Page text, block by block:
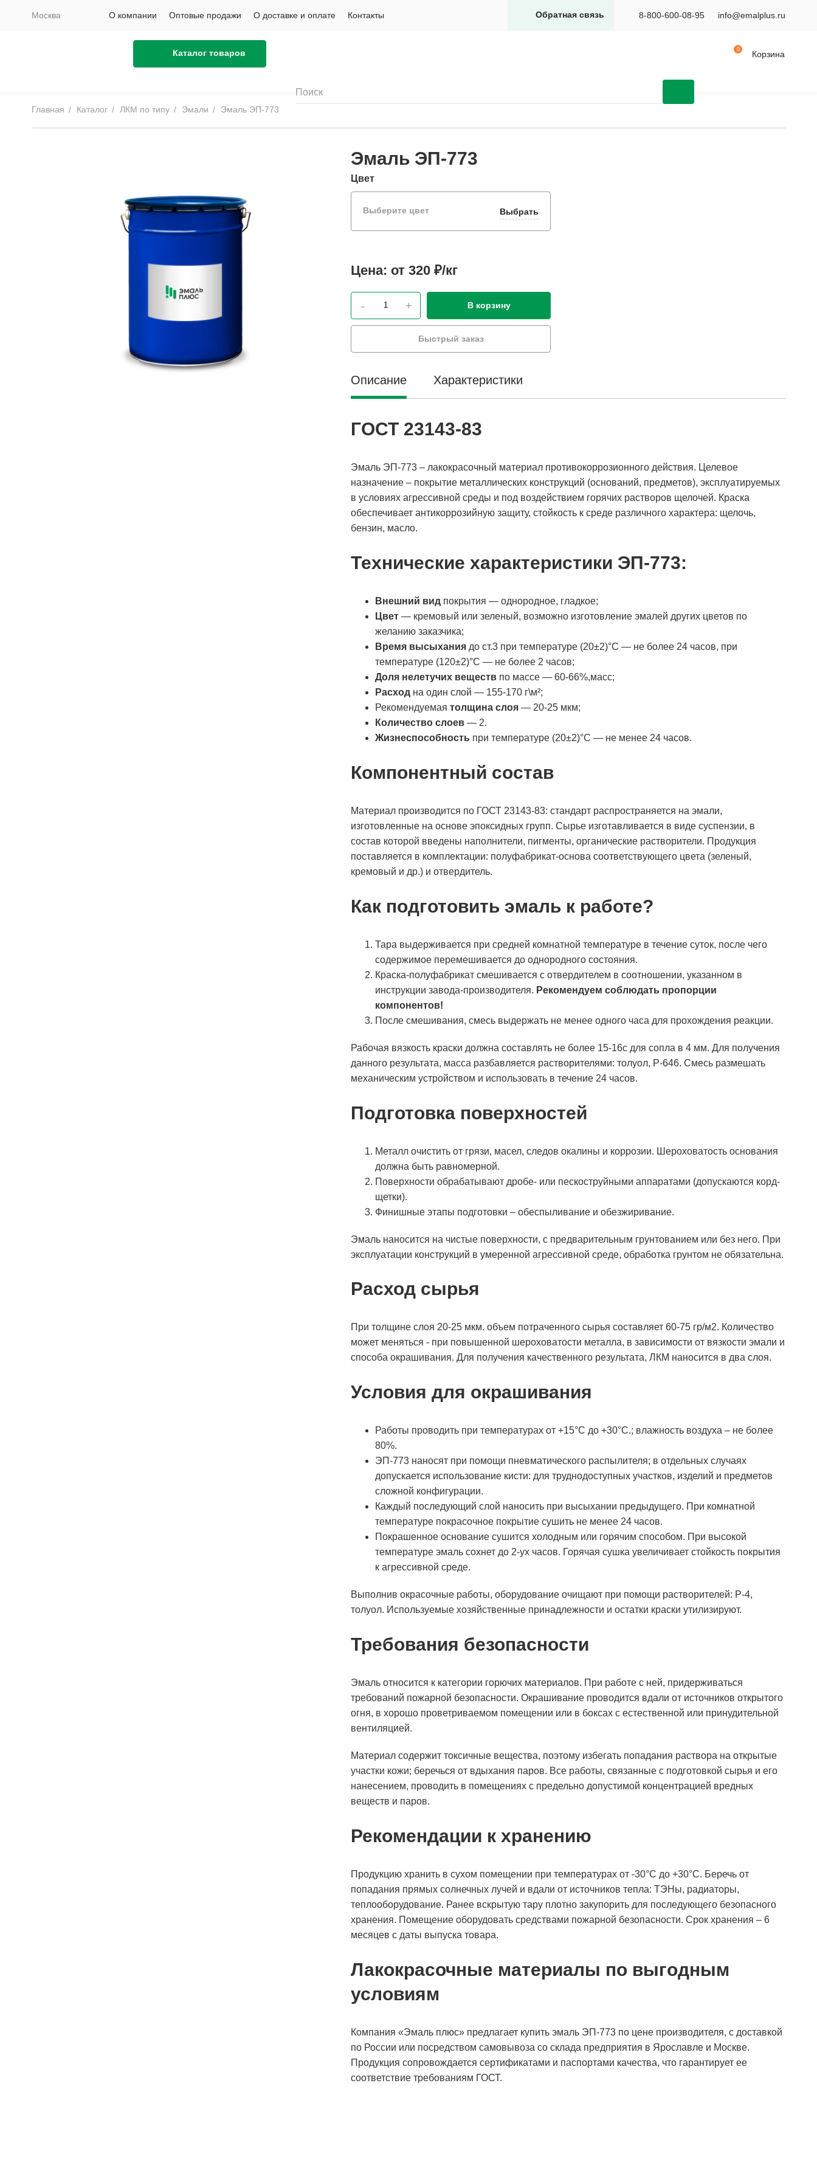
Москва
Каталог товаров
О компании Оптовые продажи О доставке и оплате Контакты 8-800-600-08-95 info@emalplus.ru
Обратная связь
Корзина
Главная Каталог ЛКМ по типу Эмали Эмаль ЭП-773
Эмаль ЭП-773
Цвет
Выберите цвет Выбрать
Цена: от 320 ₽/кг
- + В корзину
Быстрый заказ
Описание Характеристики
ГОСТ 23143-83
Эмаль ЭП-773 – лакокрасочный материал противокоррозионного действия. Целевое
назначение – покрытие металлических конструкций (оснований, предметов), эксплуатируемых
в условиях агрессивной среды и под воздействием горячих растворов щелочей. Краска
обеспечивает антикоррозийную защиту, стойкость к среде различного характера: щелочь,
бензин, масло.
Технические характеристики ЭП-773:
Внешний вид покрытия — однородное, гладкое;
Цвет — кремовый или зеленый, возможно изготовление эмалей других цветов по
желанию заказчика;
Время высыхания до ст.3 при температуре (20±2)°С — не более 24 часов, при
температуре (120±2)°С — не более 2 часов;
Доля нелетучих веществ по массе — 60-66%,масс;
Расход на один слой — 155-170 г\м²;
Рекомендуемаятолщина слоя — 20-25 мкм;
Количество слоев — 2.
Жизнеспособность при температуре (20±2)°С — не менее 24 часов.
Компонентный состав
Материал производится по ГОСТ 23143-83: стандарт распространяется на эмали,
изготовленные на основе эпоксидных групп. Сырье изготавливается в виде суспензии, в
состав которой введены наполнители, пигменты, органические растворители. Продукция
поставляется в комплектации: полуфабрикат-основа соответствующего цвета (зеленый,
кремовый и др.) и отвердитель.
Как подготовить эмаль к работе?
Тара выдерживается при средней комнатной температуре в течение суток, после чего
содержимое перемешивается до однородного состояния.
Краска-полуфабрикат смешивается с отвердителем в соотношении, указанном в
инструкции завода-производителя. Рекомендуем соблюдать пропорции
компонентов!
После смешивания, смесь выдержать не менее одного часа для прохождения реакции.
Рабочая вязкость краски должна составлять не более 15-16с для сопла в 4 мм. Для получения
данного результата, масса разбавляется растворителями: толуол, Р-646. Смесь размешать
механическим устройством и использовать в течение 24 часов.
Подготовка поверхностей
Металл очистить от грязи, масел, следов окалины и коррозии. Шероховатость основания
должна быть равномерной.
Поверхности обрабатывают дробе- или пескоструйными аппаратами (допускаются корд-
щетки).
Финишные этапы подготовки – обеспыливание и обезжиривание.
Эмаль наносится на чистые поверхности, с предварительным грунтованием или без него. При
эксплуатации конструкций в умеренной агрессивной среде, обработка грунтом не обязательна.
Расход сырья
При толщине слоя 20-25 мкм. объем потраченного сырья составляет 60-75 гр/м2. Количество
может меняться - при повышенной шероховатости металла, в зависимости от вязкости эмали и
способа окрашивания. Для получения качественного результата, ЛКМ наносится в два слоя.
Условия для окрашивания
Работы проводить при температурах от +15°С до +30°С.; влажность воздуха – не более
80%.
ЭП-773 наносят при помощи пневматического распылителя; в отдельных случаях
допускается использование кисти: для труднодоступных участков, изделий и предметов
сложной конфигурации.
Каждый последующий слой наносить при высыхании предыдущего. При комнатной
температуре покрасочное покрытие сушить не менее 24 часов.
Покрашенное основание сушится холодным или горячим способом. При высокой
температуре эмаль сохнет до 2-ух часов. Горячая сушка увеличивает стойкость покрытия
к агрессивной среде.
Выполнив окрасочные работы, оборудование очищают при помощи растворителей: Р-4,
толуол. Используемые хозяйственные принадлежности и остатки краски утилизируют.
Требования безопасности
Эмаль относится к категории горючих материалов. При работе с ней, придерживаться
требований пожарной безопасности. Окрашивание проводится вдали от источников открытого
огня, в хорошо проветриваемом помещении или в боксах с естественной или принудительной
вентиляцией.
Материал содержит токсичные вещества, поэтому избегать попадания раствора на открытые
участки кожи; беречься от вдыхания паров. Все работы, связанные с подготовкой сырья и его
нанесением, проводить в помещениях с предельно допустимой концентрацией вредных
веществ и паров.
Рекомендации к хранению
Продукцию хранить в сухом помещении при температурах от -30°С до +30°С. Беречь от
попадания прямых солнечных лучей и вдали от источников тепла: ТЭНы, радиаторы,
теплооборудование. Ранее вскрытую тару плотно закупорить для последующего безопасного
хранения. Помещение оборудовать средствами пожарной безопасности. Срок хранения – 6
месяцев с даты выпуска товара.
Лакокрасочные материалы по выгодным
условиям
Компания «Эмаль плюс» предлагает купить эмаль ЭП-773 по цене производителя, с доставкой
по России или посредством самовывоза со склада предприятия в Ярославле и Москве.
Продукция сопровождается сертификатами и паспортами качества, что гарантирует ее
соответствие требованиям ГОСТ.